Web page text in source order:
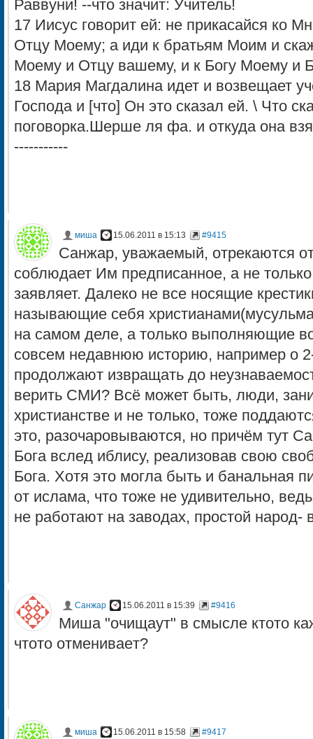
Раввуни! --что значит: Учитель!
17 Иисус говорит ей: не прикасайся ко
Отцу Моему; а иди к братьям Моим и
Моему и Отцу вашему, и к Богу Моему и
18 Мария Магдалина идет и возвещает
Господа и [что] Он это сказал ей. \ Что
поговорка.Шерше ля фа. и откуда она
-----------
миша 15.06.2011 в 15:13 #9415
Санжар, уважаемый, отрекаются
соблюдает Им предписанное, а не
заявляет. Далеко не все носящие
называющие себя
на самом деле, а только выполняющие
совсем недавнюю историю, например о
продолжают извращать до
верить СМИ? Всё может быть, люди,
христианстве и не только, тоже
это, разочаровываются, но причём тут
Бога вслед иблису, реализовав свою
Бога. Хотя это могла быть и банальная
от ислама, что тоже не удивительно,
не работают на заводах, простой народ-
Санжар 15.06.2011 в 15:39 #9416
Миша "очищаут" в смысле ктото
чтото отмениваeт?
миша 15.06.2011 в 15:58 #9417